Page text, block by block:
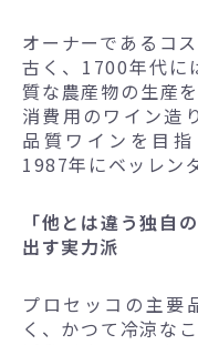
オーナーであるコ
古く、1700年代に
質な農産物の生産
消費用のワイン造
品質ワインを目
1987年にベッレン
「他とは違う独自
出す実力派
プロセッコの主要
く、かつて冷涼な